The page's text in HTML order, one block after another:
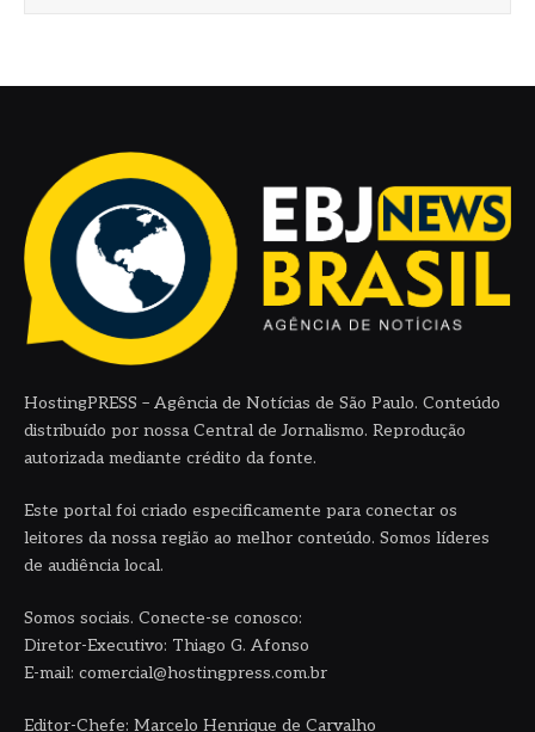
HostingPRESS – Agência de Notícias de São Paulo. Conteúdo
distribuído por nossa Central de Jornalismo. Reprodução
autorizada mediante crédito da fonte.
Este portal foi criado especificamente para conectar os
leitores da nossa região ao melhor conteúdo. Somos líderes
de audiência local.
Somos sociais. Conecte-se conosco:
Diretor-Executivo: Thiago G. Afonso
E-mail: comercial@hostingpress.com.br
Editor-Chefe: Marcelo Henrique de Carvalho